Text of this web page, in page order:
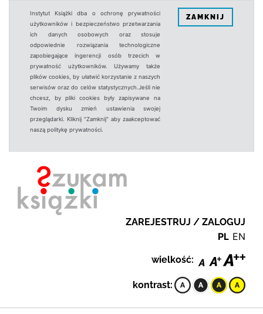
Instytut Książki dba o ochronę prywatności
użytkowników i bezpieczeństwo przetwarzania
ich danych osobowych oraz stosuje
odpowiednie rozwiązania technologiczne
zapobiegające ingerencji osób trzecich w
prywatność użytkowników. Używamy także
plików cookies, by ułatwić korzystanie z naszych
serwisów oraz do celów statystycznych.Jeśli nie
chcesz, by pliki cookies były zapisywane na
Twoim dysku zmień ustawienia swojej
przeglądarki. Kliknij "Zamknij" aby zaakceptować
naszą politykę prywatności.
ZAMKNIJ
ZAREJESTRUJ / ZALOGUJ
PL EN
wielkość:
kontrast: